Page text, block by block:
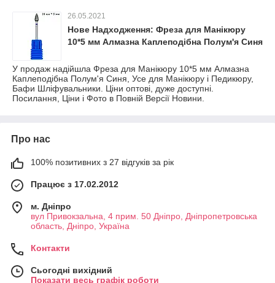
26.05.2021
Нове Надходження: Фреза для Манікюру
10*5 мм Алмазна Каплеподібна Полум'я Синя
У продаж надійшла Фреза для Манікюру 10*5 мм Алмазна
Каплеподібна Полум'я Синя, Усе для Манікюру і Педикюру,
Бафи Шліфувальники. Ціни оптові, дуже доступні.
Посилання, Ціни і Фото в Повній Версії Новини.
Про нас
100% позитивних з 27 відгуків за рік
Працює з 17.02.2012
м. Дніпро
вул Привокзальна, 4 прим. 50 Дніпро, Дніпропетровська
область, Дніпро, Україна
Контакти
Сьогодні вихідний
Показати весь графік роботи